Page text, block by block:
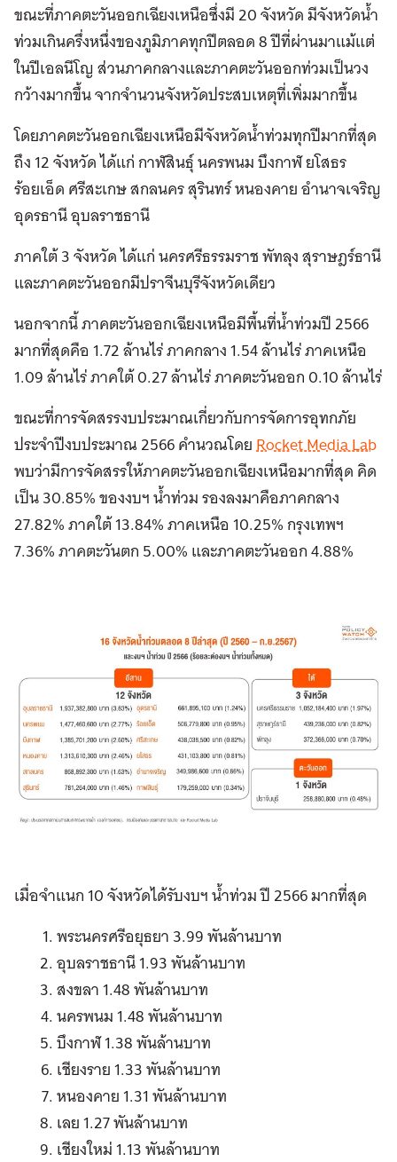
ขณะที่ภาคตะวันออกเฉียงเหนือซึ่งมี 20 จังหวัด มีจังหวัดน้ำ
ท่วมเกินครึ่งหนึ่งของภูมิภาคทุกปีตลอด 8 ปีที่ผ่านมาแม้แต่
ในปีเอลนีโญ ส่วนภาคกลางและภาคตะวันออกท่วมเป็นวง
กว้างมากขึ้น จากจำนวนจังหวัดประสบเหตุที่เพิ่มมากขึ้น
โดยภาคตะวันออกเฉียงเหนือมีจังหวัดน้ำท่วมทุกปีมากที่สุด
ถึง 12 จังหวัด ได้แก่ กาฬสินธุ์ นครพนม บึงกาฬ ยโสธร
ร้อยเอ็ด ศรีสะเกษ สกลนคร สุรินทร์ หนองคาย อำนาจเจริญ
อุดรธานี อุบลราชธานี
ภาคใต้ 3 จังหวัด ได้แก่ นครศรีธรรมราช พัทลุง สุราษฎร์ธานี
และภาคตะวันออกมีปราจีนบุรีจังหวัดเดียว
นอกจากนี้ ภาคตะวันออกเฉียงเหนือมีพื้นที่น้ำท่วมปี 2566
มากที่สุดคือ 1.72 ล้านไร่ ภาคกลาง 1.54 ล้านไร่ ภาคเหนือ
1.09 ล้านไร่ ภาคใต้ 0.27 ล้านไร่ ภาคตะวันออก 0.10 ล้านไร่
ขณะที่การจัดสรรงบประมาณเกี่ยวกับการจัดการอุทกภัย
ประจำปีงบประมาณ 2566 คำนวณโดยRocket Media Lab
พบว่ามีการจัดสรรให้ภาคตะวันออกเฉียงเหนือมากที่สุด คิด
เป็น 30.85% ของงบฯ น้ำท่วม รองลงมาคือภาคกลาง
27.82% ภาคใต้ 13.84% ภาคเหนือ 10.25% กรุงเทพฯ
7.36% ภาคตะวันตก 5.00% และภาคตะวันออก 4.88%
เมื่อจำแนก 10 จังหวัดได้รับงบฯ น้ำท่วม ปี 2566 มากที่สุด
พระนครศรีอยุธยา 3.99 พันล้านบาท
อุบลราชธานี 1.93 พันล้านบาท
สงขลา 1.48 พันล้านบาท
นครพนม 1.48 พันล้านบาท
บึงกาฬ 1.38 พันล้านบาท
เชียงราย 1.33 พันล้านบาท
หนองคาย 1.31 พันล้านบาท
เลย 1.27 พันล้านบาท
เชียงใหม่ 1.13 พันล้านบาท